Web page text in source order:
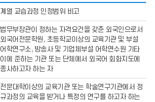
계열 교습과정 인정범위 비고
법무부장관이 정하는 자격요건을 갖춘 외국인으로서
외국어전문학원, 초등학교이상의 교육기관 및 부설
어학연구소, 방송사 및 기업체부설 어학연수원 기타
이에 준하는 기관 또는 단체에서 외국어 회화지도에
종사하고자 하는 자
전문대학이상의 교육기관 또는 학술연구기관에서 정
규과정의 교육을 받거나 특정의 연구를 하고자 하는